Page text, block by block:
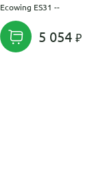
Ecowing ES31 --
5 054